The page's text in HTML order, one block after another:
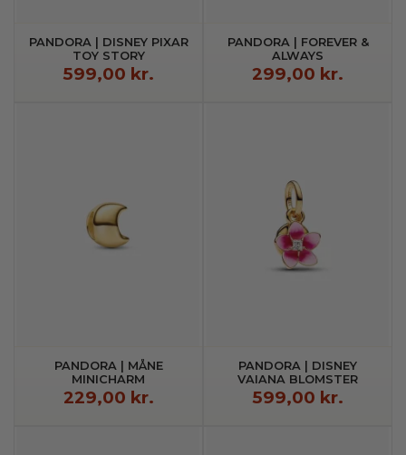
PANDORA | DISNEY PIXAR
TOY STORY
COWBOYSTØVLE CHARM
599,00 kr.
PANDORA | FOREVER &
ALWAYS
UENDELIGHEDSCHARM
299,00 kr.
PANDORA | MÅNE
MINICHARM
229,00 kr.
PANDORA | DISNEY
VAIANA BLOMSTER
CHARM MED VEDHÆNG
599,00 kr.